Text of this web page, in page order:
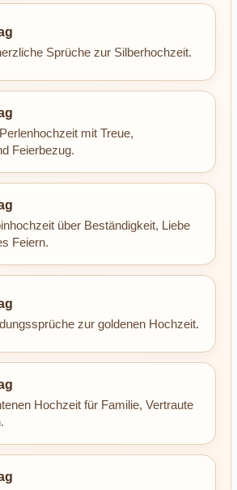
Sprüche zur Silberhochzeit.
mit Treue,
Feierbezug.
über Beständigkeit, Liebe
Feiern.
zur goldenen Hochzeit.
Hochzeit für Familie, Vertraute